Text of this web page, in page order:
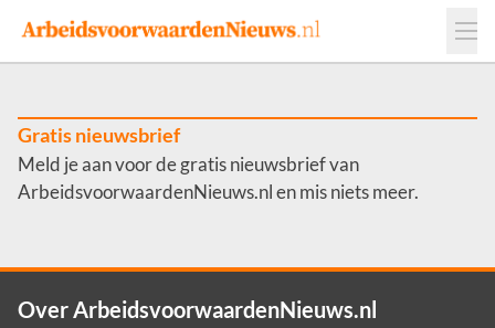
Events
Adverteren
Werkgevers
Contact
Gratis nieuwsbrief
Meld je aan voor de gratis nieuwsbrief van
ArbeidsvoorwaardenNieuws.nl en mis niets meer.
Over ArbeidsvoorwaardenNieuws.nl